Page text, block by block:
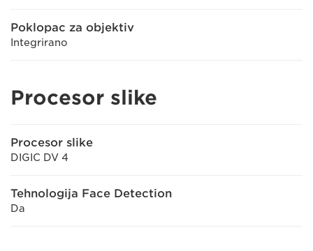
Poklopac za objektiv
Integrirano
Procesor slike
Procesor slike
DIGIC DV 4
Tehnologija Face Detection
Da